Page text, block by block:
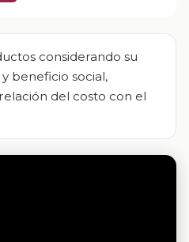
considerando su
beneficio social,
del costo con el